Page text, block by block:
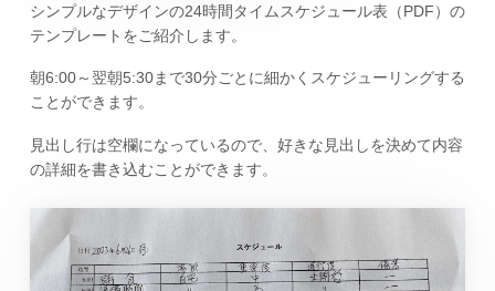
シンプルなデザインの24時間タイムスケジュール表（PDF）の
テンプレートをご紹介します。
朝6:00～翌朝5:30まで30分ごとに細かくスケジューリングする
ことができます。
見出し行は空欄になっているので、好きな見出しを決めて内容
の詳細を書き込むことができます。